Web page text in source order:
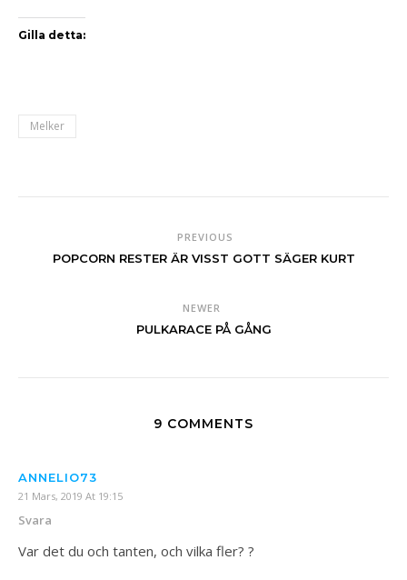
Gilla detta:
Melker
PREVIOUS
POPCORN RESTER ÄR VISST GOTT SÄGER KURT
NEWER
PULKARACE PÅ GÅNG
9 COMMENTS
ANNELIO73
21 Mars, 2019 At 19:15
Svara
Var det du och tanten, och vilka fler? ?